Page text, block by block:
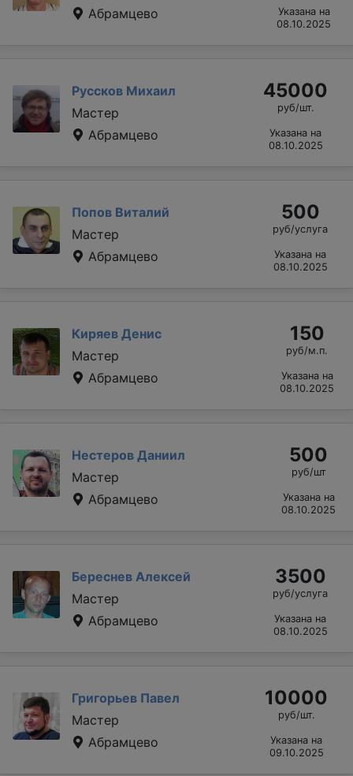
Абрамцево
Указана на
08.10.2025
Руссков Михаил
Мастер
Абрамцево
45000
руб/шт.
Указана на
08.10.2025
Попов Виталий
Мастер
Абрамцево
500
руб/услуга
Указана на
08.10.2025
Киряев Денис
Мастер
Абрамцево
150
руб/м.п.
Указана на
08.10.2025
Нестеров Даниил
Мастер
Абрамцево
500
руб/шт
Указана на
08.10.2025
Береснев Алексей
Мастер
Абрамцево
3500
руб/услуга
Указана на
08.10.2025
Григорьев Павел
Мастер
Абрамцево
10000
руб/шт.
Указана на
09.10.2025